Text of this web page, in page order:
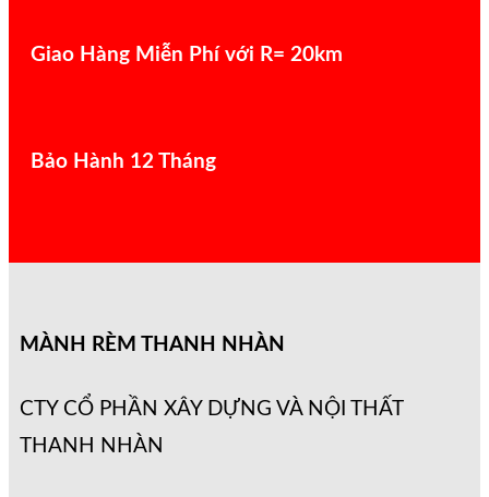
Giao Hàng Miễn Phí với R= 20km
Bảo Hành 12 Tháng
MÀNH RÈM THANH NHÀN
CTY CỔ PHẦN XÂY DỰNG VÀ NỘI THẤT
THANH NHÀN